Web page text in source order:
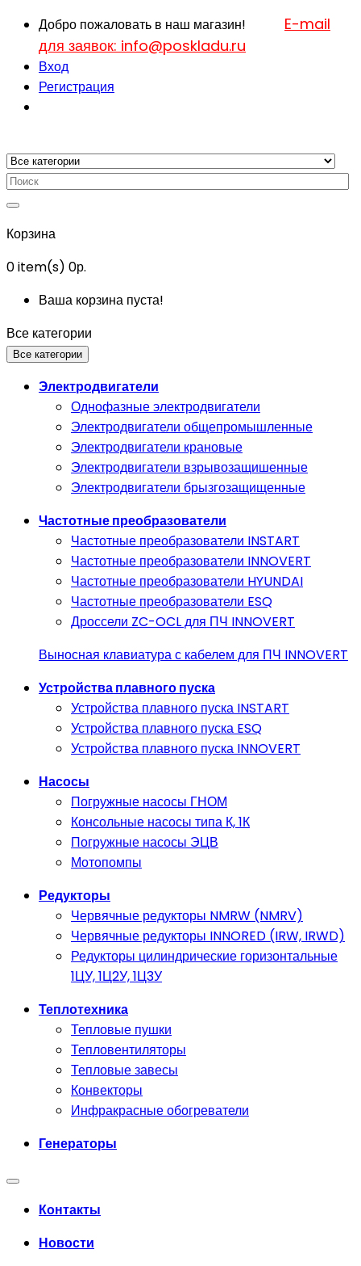
Добро пожаловать в наш магазин! E-mail
для заявок: info@poskladu.ru
Вход
Регистрация
Корзина
0item(s) 0р.
Ваша корзина пуста!
Все категории
Все категории
Электродвигатели
Однофазные электродвигатели
Электродвигатели общепромышленные
Электродвигатели крановые
Электродвигатели взрывозащишенные
Электродвигатели брызгозащищенные
Частотные преобразователи
Частотные преобразователи INSTART
Частотные преобразователи INNOVERT
Частотные преобразователи HYUNDAI
Частотные преобразователи ESQ
Дроссели ZC-OCL для ПЧ INNOVERT
Выносная клавиатура с кабелем для ПЧ INNOVERT
Устройства плавного пуска
Устройства плавного пуска INSTART
Устройства плавного пуска ESQ
Устройства плавного пуска INNOVERT
Насосы
Погружные насосы ГНОМ
Консольные насосы типа К, 1К
Погружные насосы ЭЦВ
Мотопомпы
Редукторы
Червячные редукторы NMRW (NMRV)
Червячные редукторы INNORED (IRW, IRWD)
Редукторы цилиндрические горизонтальные
1ЦУ, 1Ц2У, 1Ц3У
Теплотехника
Тепловые пушки
Тепловентиляторы
Тепловые завесы
Конвекторы
Инфракрасные обогреватели
Генераторы
Контакты
Новости